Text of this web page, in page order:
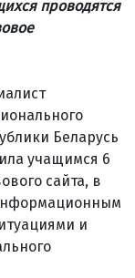
проводятся
Беларусь
учащимся 6
сайта, в
и